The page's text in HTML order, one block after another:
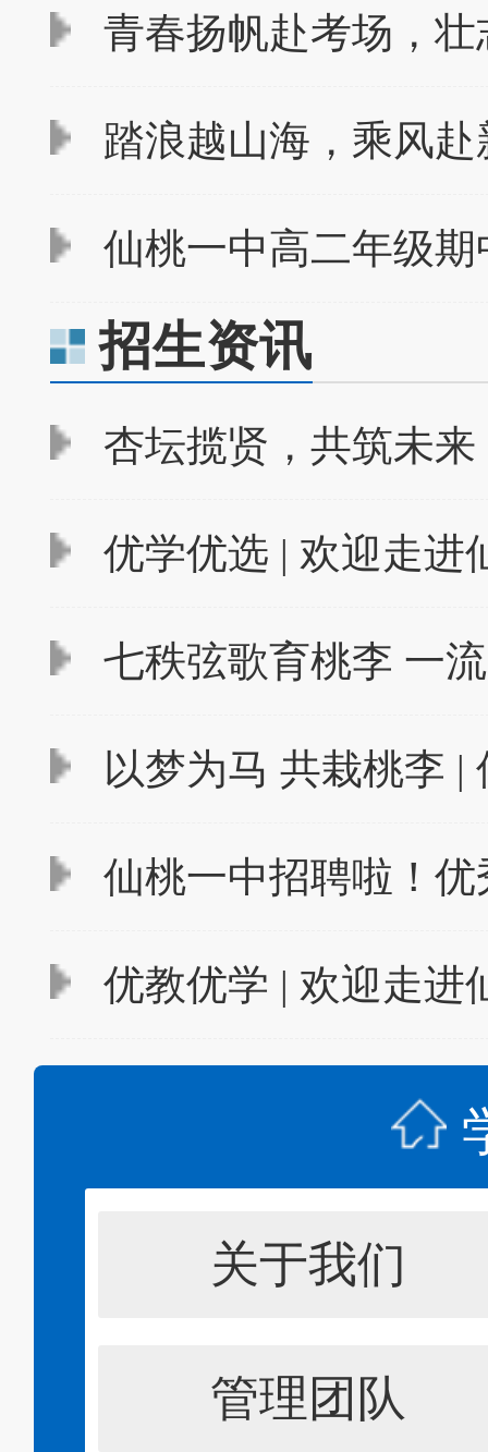
青春扬帆赴考场，壮
踏浪越山海，乘风赴
仙桃一中高二年级期
招生资讯
杏坛揽贤，共筑未来
优学优选 | 欢迎走进
七秩弦歌育桃李 一
以梦为马 共栽桃李 |
仙桃一中招聘啦！优
优教优学 | 欢迎走进
关于我们
管理团队